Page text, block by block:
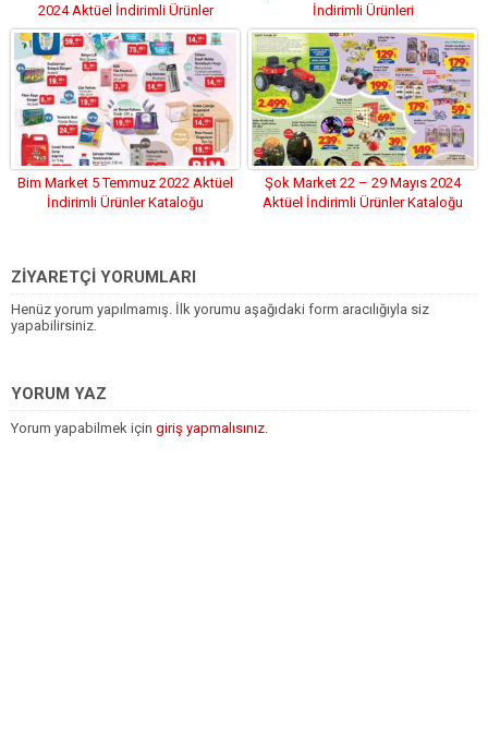
2024 Aktüel İndirimli Ürünler
Kataloğu
İndirimli Ürünleri
Bim Market 5 Temmuz 2022 Aktüel
İndirimli Ürünler Kataloğu
Şok Market 22 – 29 Mayıs 2024
Aktüel İndirimli Ürünler Kataloğu
ZİYARETÇİ YORUMLARI
Henüz yorum yapılmamış. İlk yorumu aşağıdaki form aracılığıyla siz
yapabilirsiniz.
YORUM YAZ
Yorum yapabilmek için giriş yapmalısınız.